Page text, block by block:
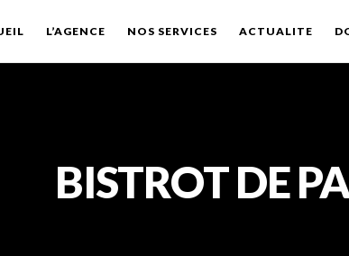
L’AGENCE NOS SERVICES ACTUALITE
BISTROT DE